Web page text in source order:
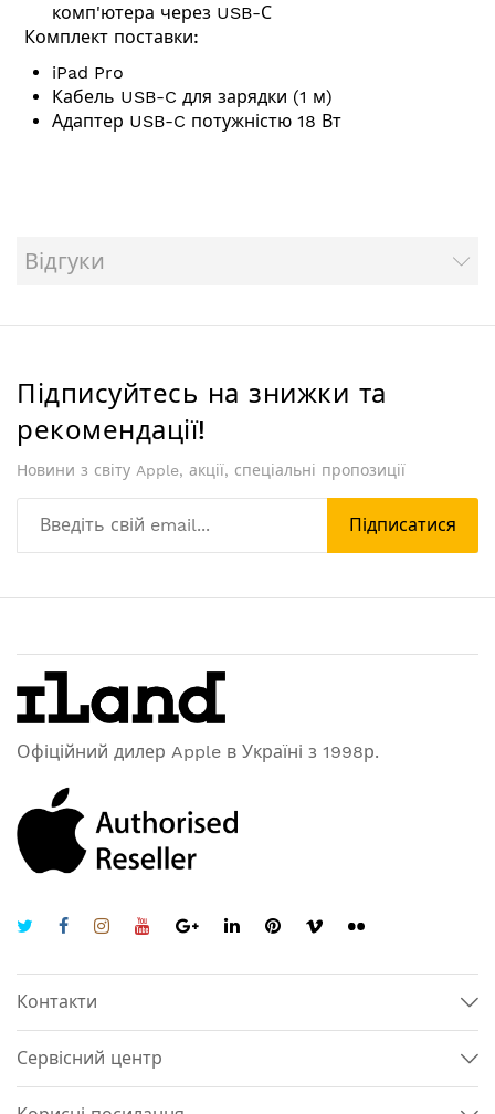
комп'ютера через USB-С
Комплект поставки:
iPad Pro
Кабель USB-C для зарядки (1 м)
Адаптер USB-C потужністю 18 Вт
Відгуки
Підписуйтесь на знижки та
рекомендації!
Новини з світу Apple, акції, спеціальні пропозиції
Підписатися
Офіційний дилер Apple в Україні з 1998р.
Контакти
Сервісний центр